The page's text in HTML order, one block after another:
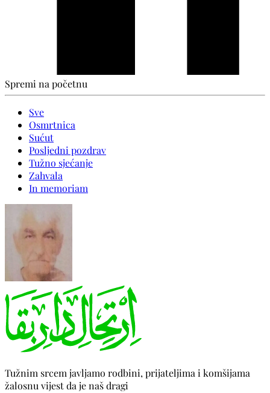
Spremi na početnu
Sve
Osmrtnica
Sućut
Posljedni pozdrav
Tužno sjećanje
Zahvala
In memoriam
Tužnim srcem javljamo rodbini, prijateljima i komšijama
žalosnu vijest da je naš dragi